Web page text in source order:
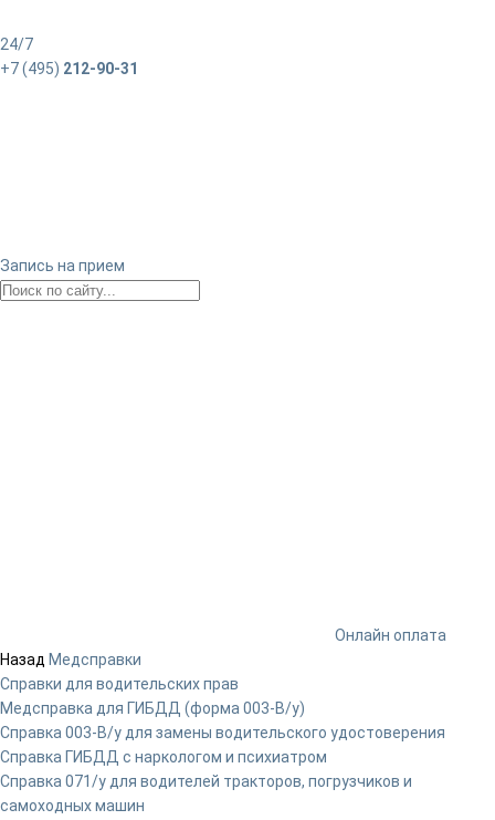
24/7
+7 (495) 212-90-31
Запись на прием
Онлайн оплата
Назад Медсправки
Справки для водительских прав
Медсправка для ГИБДД (форма 003-В/у)
Справка 003-В/у для замены водительского удостоверения
Справка ГИБДД с наркологом и психиатром
Справка 071/у для водителей тракторов, погрузчиков и
самоходных машин